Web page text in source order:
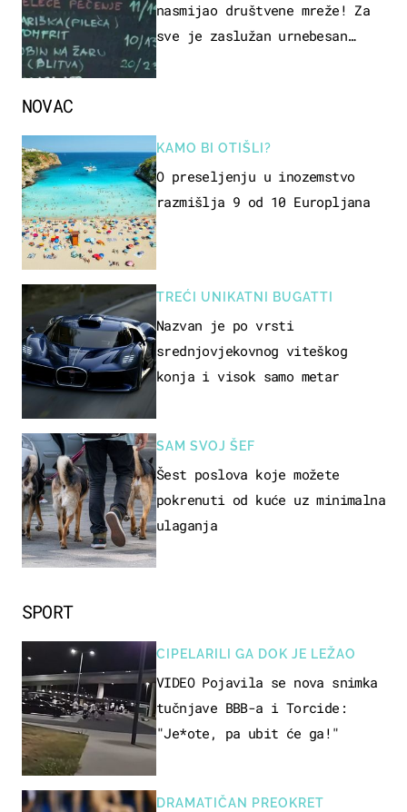
nasmijao društvene mreže! Za
sve je zaslužan urnebesan
SPORT
CIPELARILI GA DOK JE LEŽAO
VIDEO Pojavila se nova snimka
tučnjave BBB-a i Torcide:
"Je*ote, pa ubit će ga!"
DRAMATIČAN PREOKRET
NOVAC
KAMO BI OTIŠLI?
O preseljenju u inozemstvo
razmišlja 9 od 10 Europljana
TREĆI UNIKATNI BUGATTI
Nazvan je po vrsti
srednjovjekovnog viteškog
konja i visok samo metar
SAM SVOJ ŠEF
Šest poslova koje možete
pokrenuti od kuće uz minimalna
ulaganja